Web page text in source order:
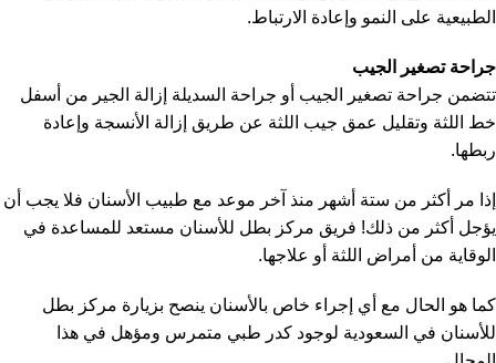
الطبيعية على النمو وإعادة الارتباط.
جراحة تصغير الجيب
تتضمن جراحة تصغير الجيب أو جراحة السديلة إزالة الجير من أسفل
خط اللثة وتقليل عمق جيب اللثة عن طريق إزالة الأنسجة وإعادة
ربطها.
إذا مر أكثر من ستة أشهر منذ آخر موعد مع طبيب الأسنان فلا يجب أن
يؤجل أكثر من ذلك! فريق مركز بطل للأسنان مستعد للمساعدة في
الوقاية من أمراض اللثة أو علاجها.
كما هو الحال مع أي إجراء خاص بالأسنان ينصح بزيارة مركز بطل
للأسنان في السعودية لوجود كدر طبي متمرس ومؤهل في هذا